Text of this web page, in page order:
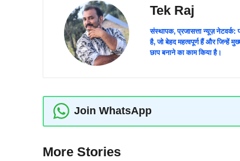
Tek Raj
संस्थापक, प्रजासत्ता न्यूज़ नेटवर्क:
है, जो बेहद महत्वपूर्ण हैं और जिन्हें
छाप बनाने का काम किया है।
Join WhatsApp
More Stories